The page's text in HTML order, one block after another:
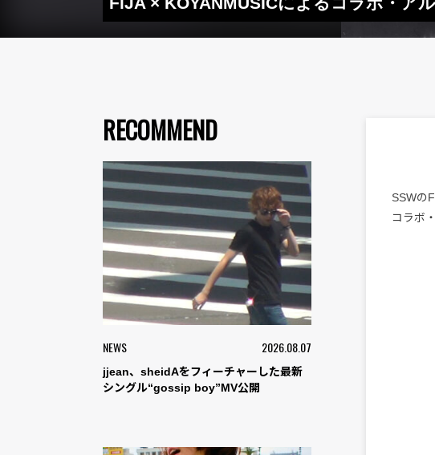
RECOMMEND
NEWS 2026.08.07
jjean、sheidAをフィーチャーした最新
シングル“gossip boy”MV公開
SSWの
コラボ